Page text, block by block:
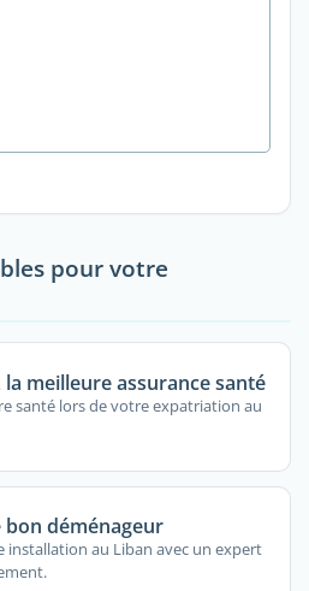
pour votre
la meilleure assurance santé
santé lors de votre expatriation au
bon déménageur
installation au Liban avec un expert